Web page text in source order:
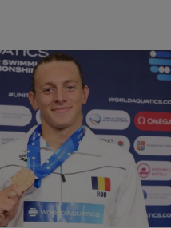
a României, eliminată de